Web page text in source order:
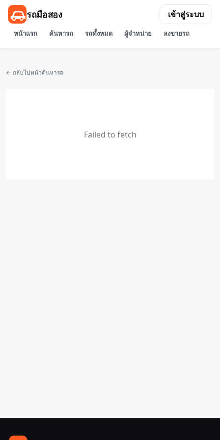
รถมือสอง
หน้าแรก ค้นหารถ รถทั้งหมด ผู้จำหน่าย ลงขายรถ
เข้าสู่ระบบ
← กลับไปหน้าค้นหารถ
Failed to fetch